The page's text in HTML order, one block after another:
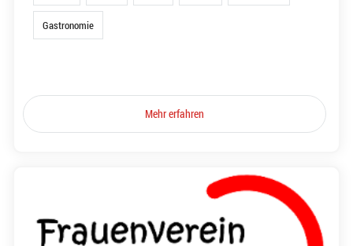
Gastronomie
Mehr erfahren